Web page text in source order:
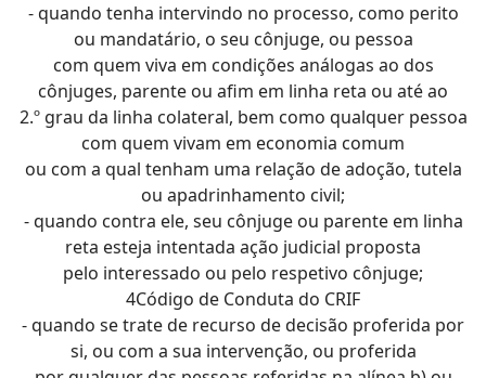
- quando tenha intervindo no processo, como perito
ou mandatário, o seu cônjuge, ou pessoa
com quem viva em condições análogas ao dos
cônjuges, parente ou afim em linha reta ou até ao
2.º grau da linha colateral, bem como qualquer pessoa
com quem vivam em economia comum
ou com a qual tenham uma relação de adoção, tutela
ou apadrinhamento civil;
- quando contra ele, seu cônjuge ou parente em linha
reta esteja intentada ação judicial proposta
pelo interessado ou pelo respetivo cônjuge;
4Código de Conduta do CRIF
- quando se trate de recurso de decisão proferida por
si, ou com a sua intervenção, ou proferida